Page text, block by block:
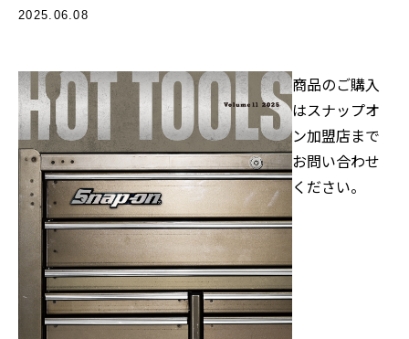
2025.06.08
商品のご購入
はスナップオ
ン加盟店まで
お問い合わせ
ください。